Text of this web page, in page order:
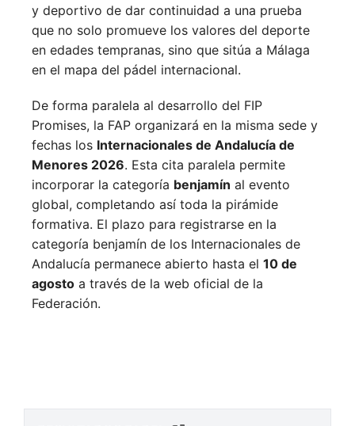
y deportivo de dar continuidad a una prueba
que no solo promueve los valores del deporte
en edades tempranas, sino que sitúa a Málaga
en el mapa del pádel internacional.
De forma paralela al desarrollo del FIP
Promises, la FAP organizará en la misma sede y
fechas los Internacionales de Andalucía de
Menores 2026. Esta cita paralela permite
incorporar la categoría benjamín al evento
global, completando así toda la pirámide
formativa. El plazo para registrarse en la
categoría benjamín de los Internacionales de
Andalucía permanece abierto hasta el 10 de
agosto a través de la web oficial de la
Federación.